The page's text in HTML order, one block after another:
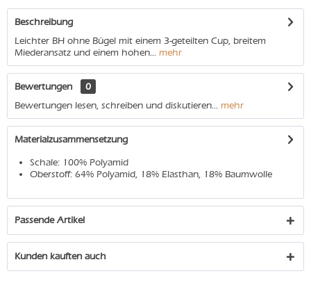
Beschreibung
Leichter BH ohne Bügel mit einem 3-geteilten Cup, breitem
Miederansatz und einem hohen... mehr
Bewertungen
0
Bewertungen lesen, schreiben und diskutieren... mehr
Materialzusammensetzung
Schale: 100% Polyamid
Oberstoff: 64% Polyamid, 18% Elasthan, 18% Baumwolle
Passende Artikel
Kunden kauften auch